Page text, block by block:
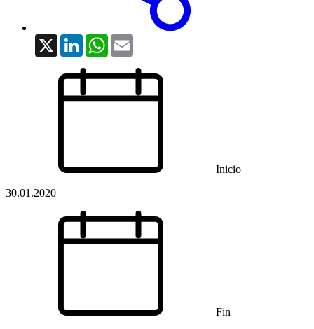
X LinkedInWhatsApp
Inicio
30.01.2020
Fin